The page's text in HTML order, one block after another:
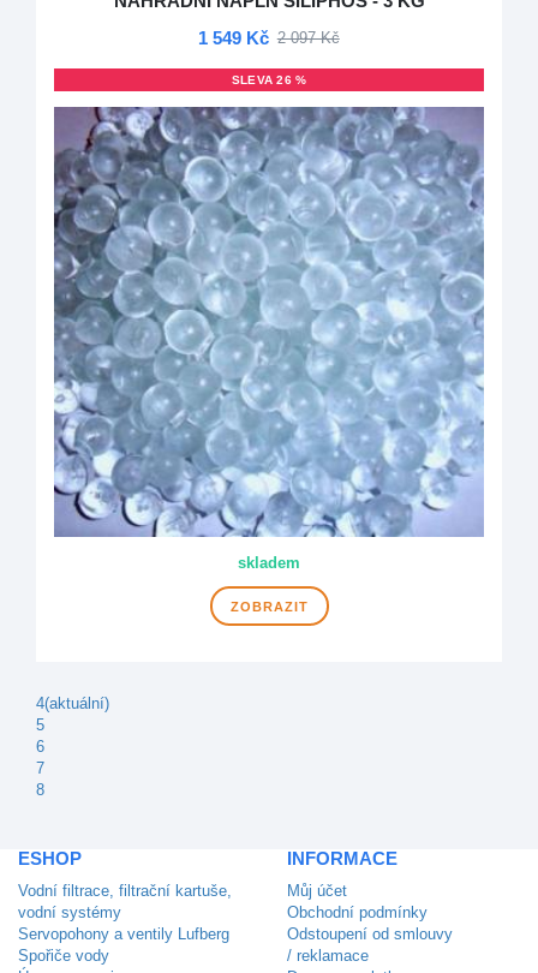
1 549 Kč 2 097 Kč
SLEVA 26 %
skladem
ZOBRAZIT
4(aktuální)
5
6
7
8
ESHOP
Vodní filtrace, filtrační kartuše,
vodní systémy
Servopohony a ventily Lufberg
Spořiče vody
INFORMACE
Můj účet
Obchodní podmínky
Odstoupení od smlouvy
/ reklamace